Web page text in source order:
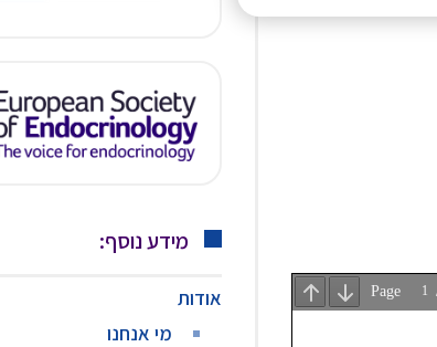
מידע נוסף:
אודות
מי אנחנו